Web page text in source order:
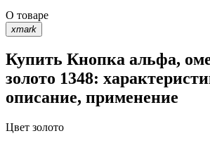
О товаре
xmark
Купить Кнопка альфа,
золото 1348:
описание, применение
Цвет золото